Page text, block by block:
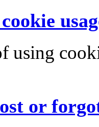
using
or